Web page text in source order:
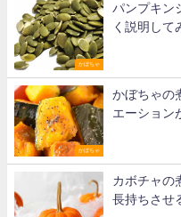
かぼちゃ
パンプキン
く説明して
かぼちゃ
かぼちゃの
エーション
カボチャの
長持ちさせ